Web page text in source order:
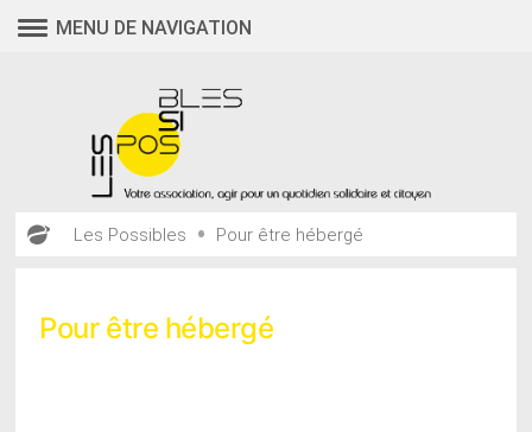
MENU DE NAVIGATION
Les Possibles • Pour être hébergé
Pour être hébergé